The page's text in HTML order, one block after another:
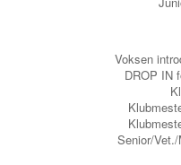
Voksen
DROP IN
Senior/